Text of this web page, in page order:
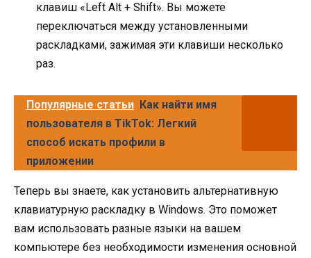
клавиш «Left Alt + Shift». Вы можете
переключаться между установленными
раскладками, зажимая эти клавиши несколько
раз.
Популярные статьи Как найти имя
пользователя в TikTok: Легкий
способ искать профили в
приложении
Теперь вы знаете, как установить альтернативную
клавиатурную раскладку в Windows. Это поможет
вам использовать разные языки на вашем
компьютере без необходимости изменения основной